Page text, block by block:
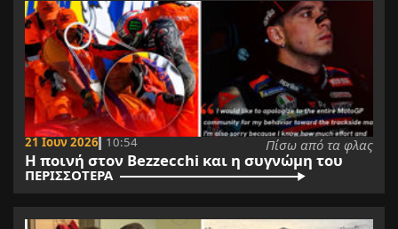
21 Ιουν 2026 10:54 Πίσω από τα φλας
Η ποινή στον Bezzecchi και η συγνώμη του
ΠΕΡΙΣΣΟΤΕΡΑ